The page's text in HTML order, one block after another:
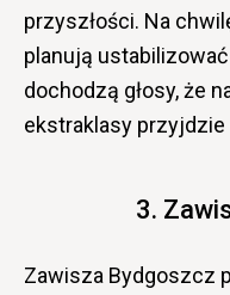
przyszłości. Na
planują
dochodzą głosy, że
ekstraklasy
3.
Zawisza Bydgoszcz